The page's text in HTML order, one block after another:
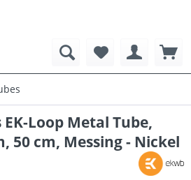
Loop Metal Tube,
50 cm, Messing - Nickel